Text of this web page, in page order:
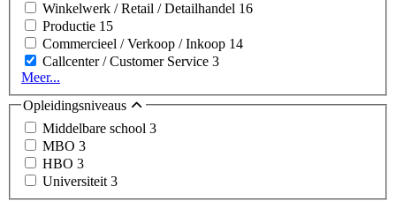
Winkelwerk / Retail / Detailhandel 16
Productie 15
Commercieel / Verkoop / Inkoop 14
Callcenter / Customer Service 3
Meer...
Opleidingsniveaus
Middelbare school 3
MBO 3
HBO 3
Universiteit 3